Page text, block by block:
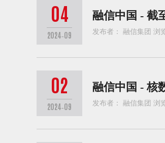
04
2024-09
融信中国 - 截
发布者： 融信集团 浏
02
2024-09
融信中国 - 核
发布者： 融信集团 浏